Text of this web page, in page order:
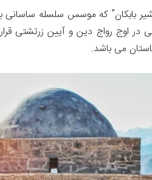
بابکان” که موسس سلسله ساسانی
اوج رواج دین و آیین زرتشتی قرار
می باشد.